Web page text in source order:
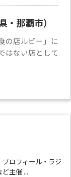
那覇市）
の店ルビー」に
はない店として
プロフィール・ラジ
主催 ...